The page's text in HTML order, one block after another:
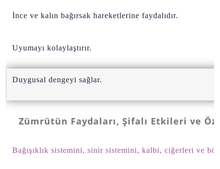
İnce ve kalın bağırsak hareketlerine faydalıdır.
Uyumayı kolaylaştırır.
Duygusal dengeyi sağlar.
Zümrütün Faydaları, Şifalı Etkileri ve
Bağışıklık sistemini, sinir sistemini, kalbi, ciğerleri ve